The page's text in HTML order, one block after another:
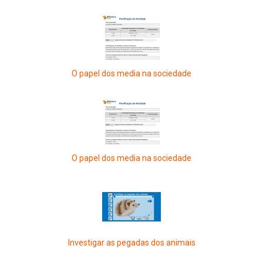
O papel dos media na sociedade
O papel dos media na sociedade
Investigar as pegadas dos animais